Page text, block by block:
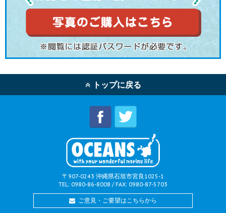
トップに戻る
〒907-0243 沖縄県石垣市宮良1025-1
TEL: 0980-86-8008 / FAX: 0980-87-5703
ご意見・ご要望はこちらから